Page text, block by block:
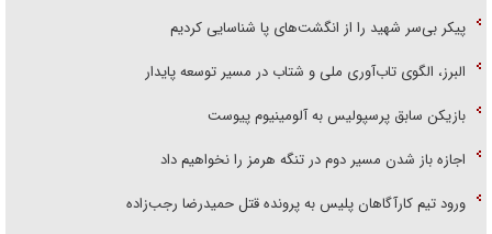
پیکر بی‌سر شهید را از انگشت‌های پا شناسایی کردیم
البرز، الگوی تاب‌آوری ملی و شتاب در مسیر توسعه پایدار
بازیکن سابق پرسپولیس به آلومینیوم پیوست
اجازه باز شدن مسیر دوم در تنگه هرمز را نخواهیم داد
ورود تیم کارآگاهان پلیس به پرونده قتل حمیدرضا رجب‌زاده